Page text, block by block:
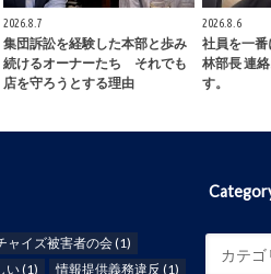
2026.8.7
集団訴訟を経験した本部と歩み
続けるオーナーたち それでも
店を守ろうとする理由
2026.8.6
社員を一
林部長 連
す。
ャイズ被害者の会(1)
い(1) 情報提供義務違反 (1)